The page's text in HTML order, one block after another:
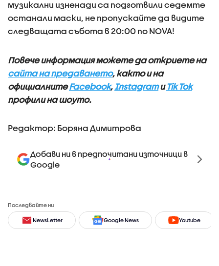
музикални изненади са подготвили седемте
останали маски, не пропускайте да видите
следващата събота в 20:00 по NOVA!
Повече информация можете да откриете на
сайта на предаването, както и на
официалнитеFacebook, Instagramи Tik Tok
профили на шоуто.
Редактор: Боряна Димитрова
Добави ни в предпочитани източници в
Google
Последвайте ни
NewsLetter Google News Youtube